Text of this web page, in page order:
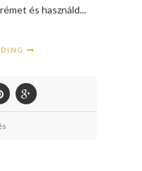
és használd...